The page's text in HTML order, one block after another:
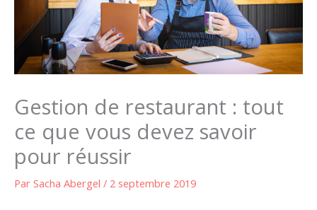
Gestion de restaurant : tout
ce que vous devez savoir
pour réussir
Par Sacha Abergel / 2 septembre 2019